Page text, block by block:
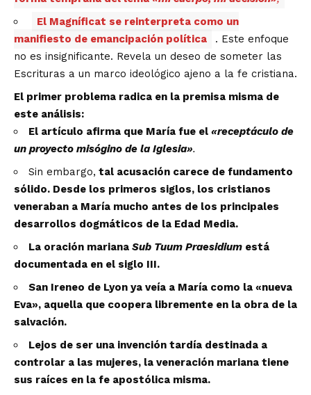
El Magníficat se reinterpreta como un
manifiesto de emancipación política
. Este enfoque
no es insignificante. Revela un deseo de someter las
Escrituras a un marco ideológico ajeno a la fe cristiana.
El primer problema radica en la premisa misma de
este análisis:
El artículo afirma que María fue el «receptáculo de
un proyecto misógino de la Iglesia».
Sin embargo, tal acusación carece de fundamento
sólido. Desde los primeros siglos, los cristianos
veneraban a María mucho antes de los principales
desarrollos dogmáticos de la Edad Media.
La oración mariana Sub Tuum Praesidium está
documentada en el siglo III.
San Ireneo de Lyon ya veía a María como la «nueva
Eva», aquella que coopera libremente en la obra de la
salvación.
Lejos de ser una invención tardía destinada a
controlar a las mujeres, la veneración mariana tiene
sus raíces en la fe apostólica misma.